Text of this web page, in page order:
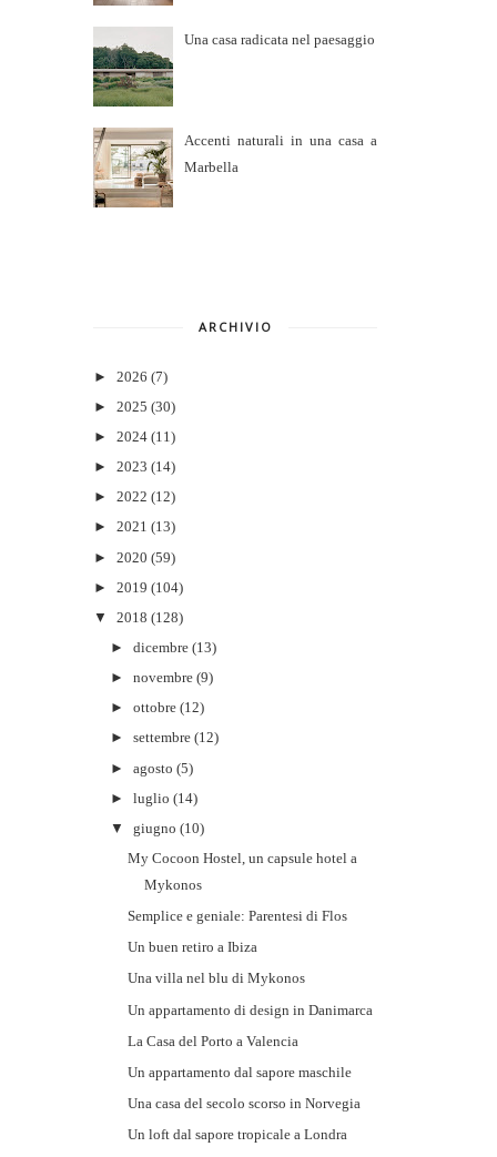
Una casa radicata nel paesaggio
Accenti naturali in una casa a
Marbella
ARCHIVIO
► 2026 (7)
► 2025 (30)
► 2024 (11)
► 2023 (14)
► 2022 (12)
► 2021 (13)
► 2020 (59)
► 2019 (104)
▼
2018 (128)
►dicembre (13)
►novembre (9)
►ottobre (12)
►settembre (12)
►agosto (5)
►luglio (14)
▼
giugno (10)
My Cocoon Hostel, un capsule hotel a
Mykonos
Semplice e geniale: Parentesi di Flos
Un buen retiro a Ibiza
Una villa nel blu di Mykonos
Un appartamento di design in Danimarca
La Casa del Porto a Valencia
Un appartamento dal sapore maschile
Una casa del secolo scorso in Norvegia
Un loft dal sapore tropicale a Londra